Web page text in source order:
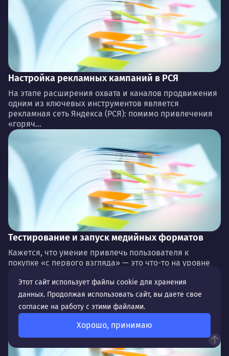
Настройка рекламных кампаний в РСЯ
На этапе расширения охвата и каналов продвижения
одним из ключевых инструментов является
рекламная сеть Яндекса (РСЯ): помимо привлечения
«горяч...
Тестирование и запуск медийных форматов
Кажется, что умение привлечь пользователя к
покупке «с первого взгляда» — это что-то на уровне
Этот сайт использует файлы cookie для хранения
данных. Продолжая использовать сайт, вы даете свое
согласие на работу с этими файлами.
Хорошо, принимаю